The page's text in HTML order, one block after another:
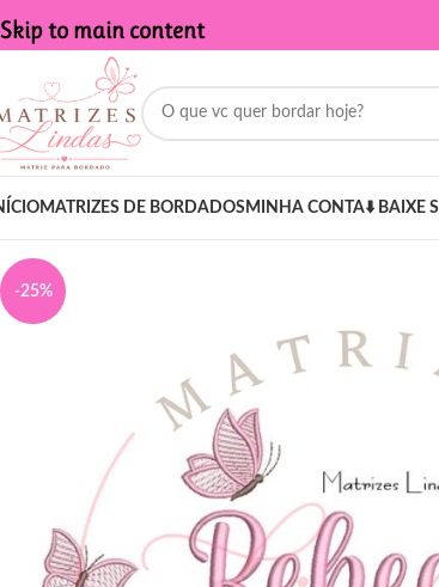
Skip to main content
MATRIZES DE BORDADOSMINHA CONTA⬇️ BAIXE
-25%